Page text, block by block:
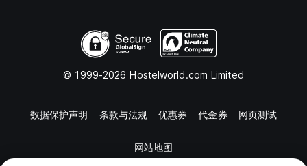
© 1999-2026 Hostelworld.com Limited
数据保护声明 条款与法规 优惠券 代金券 网页测试
网站地图